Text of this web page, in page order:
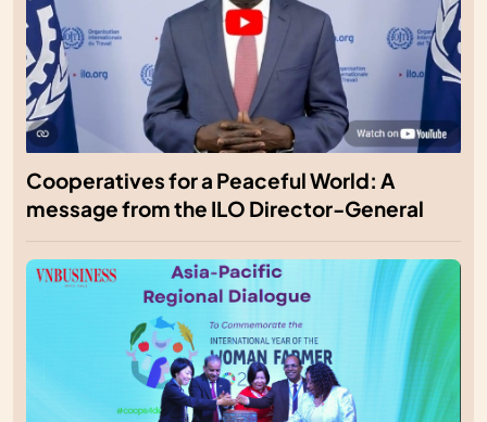
Cooperatives for a Peaceful World: A
message from the ILO Director-General